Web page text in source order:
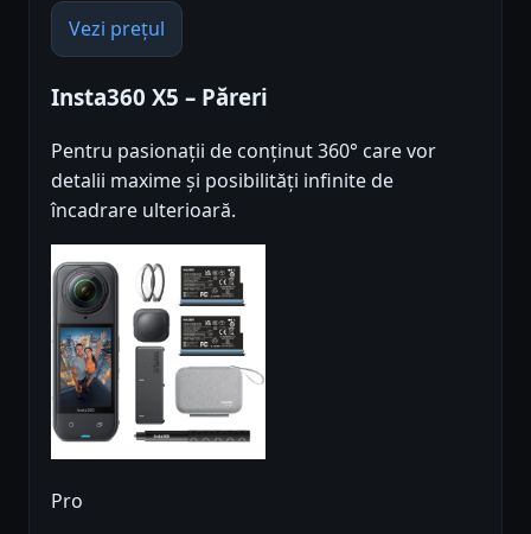
Vezi prețul
Insta360 X5 – Păreri
Pentru pasionații de conținut 360° care vor
detalii maxime și posibilități infinite de
încadrare ulterioară.
Pro